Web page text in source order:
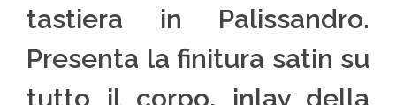
tastiera in Palissandro.
Presenta la finitura satin su
tutto il corpo, inlay della